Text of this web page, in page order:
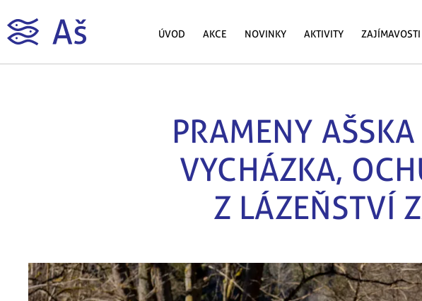
ÚVOD AKCE NOVINKY AKTIVITY ZAJÍMAVOSTI
PRAMENY
VYCHÁZKA,
Z LÁZEŇSTVÍ